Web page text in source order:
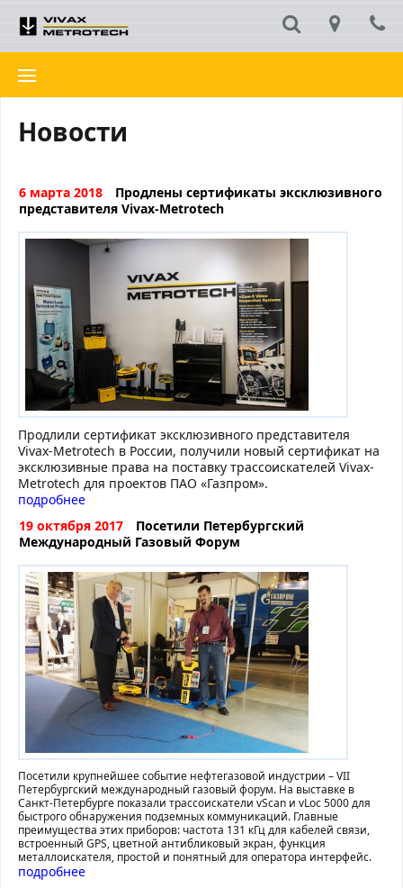
Новости
6 марта 2018
Продлены сертификаты эксклюзивного
представителя Vivax-Metrotech
Продлили сертификат эксклюзивного представителя
Vivax-Metrotech в России, получили новый сертификат на
эксклюзивные права на поставку трассоискателей Vivax-
Metrotech для проектов ПАО «Газпром».
подробнее
19 октября 2017
Посетили Петербургский
Международный Газовый Форум
Посетили крупнейшее событие нефтегазовой индустрии – VII
Петербургский международный газовый форум. На выставке в
Санкт-Петербурге показали трассоискатели vScan и vLoc 5000 для
быстрого обнаружения подземных коммуникаций. Главные
преимущества этих приборов: частота 131 кГц для кабелей связи,
встроенный GPS, цветной антибликовый экран, функция
металлоискателя, простой и понятный для оператора интерфейс.
подробнее